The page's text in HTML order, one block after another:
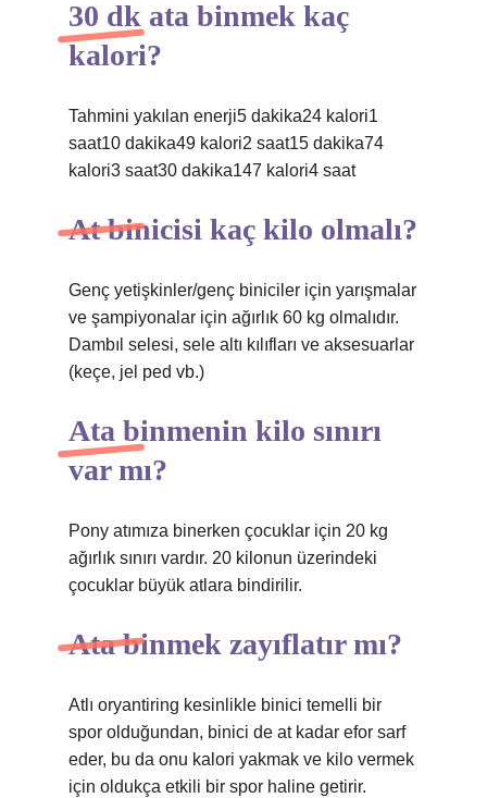
30 dk ata binmek kaç
kalori?
Tahmini yakılan enerji5 dakika24 kalori1
saat10 dakika49 kalori2 saat15 dakika74
kalori3 saat30 dakika147 kalori4 saat
At binicisi kaç kilo olmalı?
Genç yetişkinler/genç biniciler için yarışmalar
ve şampiyonalar için ağırlık 60 kg olmalıdır.
Dambıl selesi, sele altı kılıfları ve aksesuarlar
(keçe, jel ped vb.)
Ata binmenin kilo sınırı
var mı?
Pony atımıza binerken çocuklar için 20 kg
ağırlık sınırı vardır. 20 kilonun üzerindeki
çocuklar büyük atlara bindirilir.
Ata binmek zayıflatır mı?
Atlı oryantiring kesinlikle binici temelli bir
spor olduğundan, binici de at kadar efor sarf
eder, bu da onu kalori yakmak ve kilo vermek
için oldukça etkili bir spor haline getirir.